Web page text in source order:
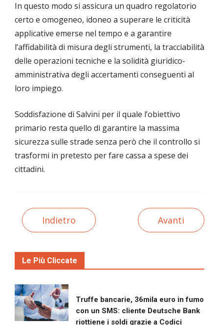
In questo modo si assicura un quadro regolatorio
certo e omogeneo, idoneo a superare le criticità
applicative emerse nel tempo e a garantire
l’affidabilità di misura degli strumenti, la tracciabilità
delle operazioni tecniche e la solidità giuridico-
amministrativa degli accertamenti conseguenti al
loro impiego.
Soddisfazione di Salvini per il quale l’obiettivo
primario resta quello di garantire la massima
sicurezza sulle strade senza però che il controllo si
trasformi in pretesto per fare cassa a spese dei
cittadini.
Indietro Avanti
Le Più Cliccate
Truffe bancarie, 36mila euro in fumo
con un SMS: cliente Deutsche Bank
riottiene i soldi grazie a Codici